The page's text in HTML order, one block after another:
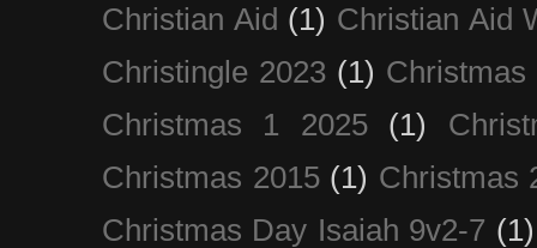
Christian Aid (1) Christian Aid
Christingle 2023 (1) Christmas
Christmas 1 2025
(1)
Christmas 2015 (1) Christmas
Christmas Day Isaiah 9v2-7 (1)